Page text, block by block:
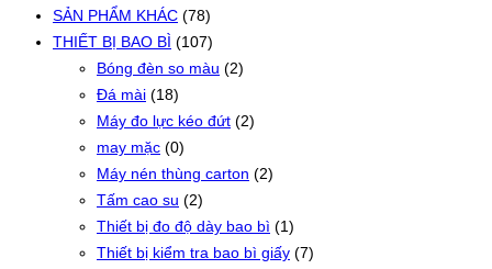
SẢN PHẨM KHÁC (78)
THIẾT BỊ BAO BÌ (107)
Bóng đèn so màu (2)
Đá mài (18)
Máy đo lực kéo đứt (2)
may mặc (0)
Máy nén thùng carton (2)
Tấm cao su (2)
Thiết bị đo độ dày bao bì (1)
Thiết bị kiểm tra bao bì giấy (7)